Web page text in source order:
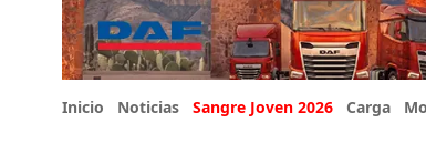
Inicio Noticias Sangre Joven 2026 Carga